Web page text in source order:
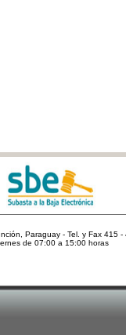
Paraguay - Tel. y Fax 415
de 07:00 a 15:00 horas